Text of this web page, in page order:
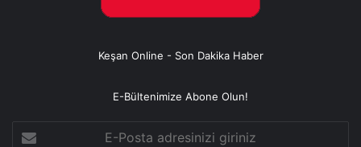
Keşan Online - Son Dakika Haber
E-Bültenimize Abone Olun!